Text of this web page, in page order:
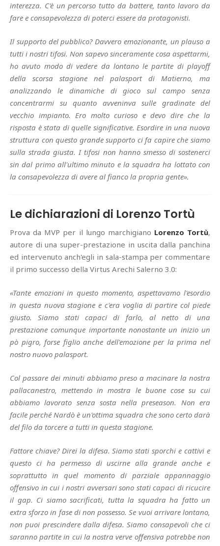
interezza. C'è un percorso tutto da battere, tanto lavoro da
fare e consapevolezza di poterci essere da protagonisti.
Il supporto del pubblico? Davvero emozionante, un plauso a
tutti i nostri tifosi. Non sapevo sinceramente cosa aspettarmi,
ho avuto modo di vedere da lontano le partite di playoff
della scorsa stagione nel palasport di Matierno, ma
analizzando le dinamiche di gioco sul campo senza
concentrarmi su quanto avveninva sulle gradinate del
vecchio impianto. Ero molto curioso e devo dire che la
risposta è stata di quelle significative. Esordire in una nuova
struttura con questo grande supporto ci fa capire che siamo
sulla strada giusta. I tifosi non hanno smesso di sostenerci
sin dal primo all'ultimo minuto e la squadra ha lottato con
la consapevolezza di avere al fianco la propria gente».
Le dichiarazioni di Lorenzo Tortù
Prova da MVP per il lungo marchigiano Lorenzo Tortù,
autore di una super-prestazione in uscita dalla panchina
ed intervenuto anch'egli in sala-stampa per commentare
il primo successo della Virtus Arechi Salerno 3.0:
«Tante emozioni in questo momento, aspettavamo l'esordio
in questa nuova stagione e c'era voglia di partire col piede
giusto. Siamo stati capaci di farlo, al netto di una
prestazione comunque importante nonostante un inizio un
pò pigro, forse figlio anche dell'emozione per la prima nel
nostro nuovo palasport.
Col passare dei minuti abbiamo preso a macinare la nostra
pallacanestro, mettendo in mostra le buone cose su cui
abbiamo lavorato senza sosta nella preseason. Non era
facile perché Nardò è un'ottima squadra che sono certo darà
del filo da torcere a tutti in questa stagione.
Fattore chiave? Direi la difesa. Siamo stati sporchi e cattivi e
questo ci ha permesso di uscirne alla grande anche e
soprattutto in quel momento di parziale appannaggio
offensivo in cui i nostri avversari sono stati capaci di ricucire
il gap. Ci siamo sacrificati, tutta la squadra ha fatto un
extra sforzo in fase di non possesso. Se vuoi arrivare lontano,
non puoi prescindere dalla difesa. Siamo consapevoli che ci
saranno partite in cui la nostra verve offensiva potrebbe non